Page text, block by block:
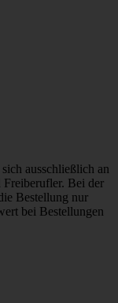
ausschließlich an
Freiberufler. Bei der
Bestellung nur
bei Bestellungen